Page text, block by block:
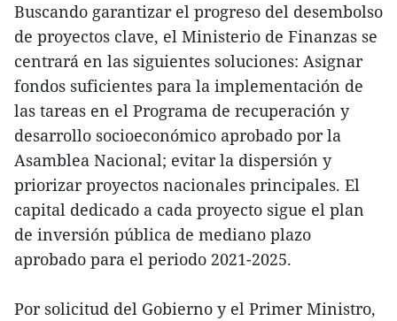
Buscando garantizar el progreso del desembolso
de proyectos clave, el Ministerio de Finanzas se
centrará en las siguientes soluciones: Asignar
fondos suficientes para la implementación de
las tareas en el Programa de recuperación y
desarrollo socioeconómico aprobado por la
Asamblea Nacional; evitar la dispersión y
priorizar proyectos nacionales principales. El
capital dedicado a cada proyecto sigue el plan
de inversión pública de mediano plazo
aprobado para el periodo 2021-2025.
Por solicitud del Gobierno y el Primer Ministro,